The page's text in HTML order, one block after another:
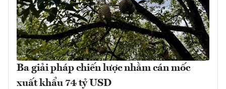
Ba giải pháp chiến lược nhằm cán mốc
xuất khẩu 74 tỷ USD